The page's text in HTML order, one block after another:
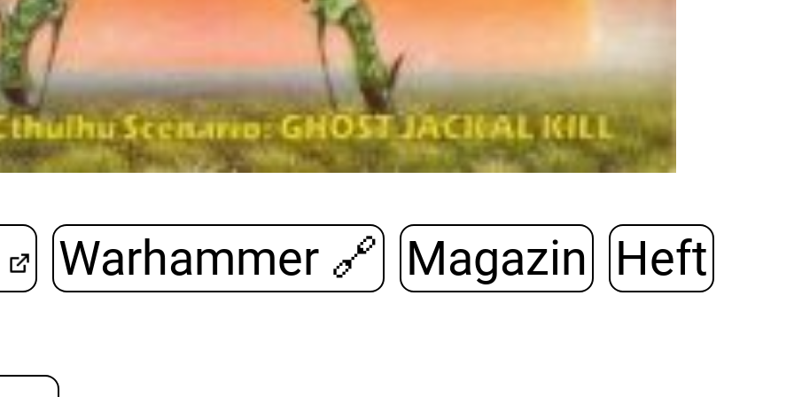
Warhammer 🔗 Magazin Heft